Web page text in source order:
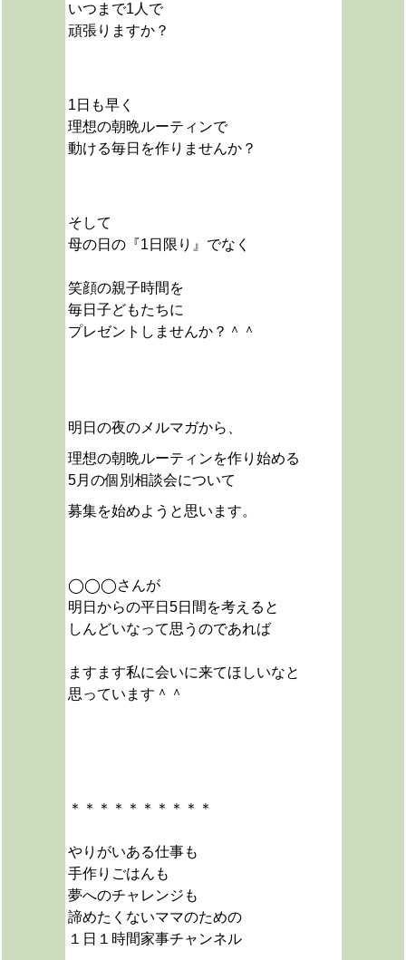
いつまで1人で
頑張りますか？
1日も早く
理想の朝晩ルーティンで
動ける毎日を作りませんか？
そして
母の日の『1日限り』でなく
笑顔の親子時間を
毎日子どもたちに
プレゼントしませんか？＾＾
明日の夜のメルマガから、
理想の朝晩ルーティンを作り始める
5月の個別相談会について
募集を始めようと思います。
◯◯◯さんが
明日からの平日5日間を考えると
しんどいなって思うのであれば
ますます私に会いに来てほしいなと
思っています＾＾
＊＊＊＊＊＊＊＊＊＊
やりがいある仕事も
手作りごはんも
夢へのチャレンジも
諦めたくないママのための
１日１時間家事チャンネル